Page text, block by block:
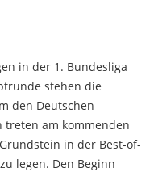
in der 1. Bundesliga
stehen die
den Deutschen
am kommenden
in der Best-of-
legen. Den Beginn